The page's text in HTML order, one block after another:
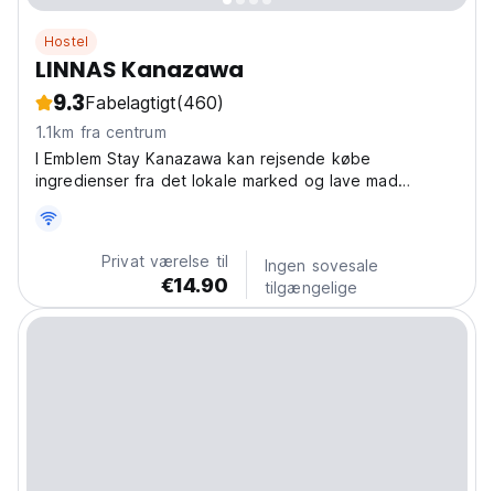
Hostel
LINNAS Kanazawa
9.3Fabelagtigt(460)
1.1km fra centrum
I Emblem Stay Kanazawa kan rejsende købe
ingredienser fra det lokale marked og lave mad
Privat værelse til
€14.90
Ingen sovesale
tilgængelige